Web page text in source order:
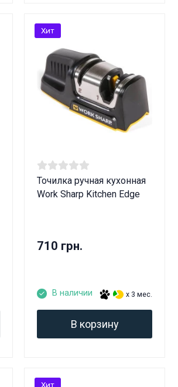
Точилка ручная кухонная
Work Sharp Kitchen Edge
710 грн.
В наличии x 3 мес.
В корзину
Хит
Хит